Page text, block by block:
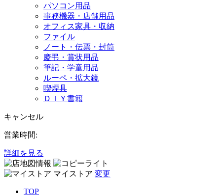
パソコン用品
事務機器・店舗用品
オフィス家具・収納
ファイル
ノート・伝票・封筒
慶弔・賞状用品
筆記・学童用品
ルーペ・拡大鏡
喫煙具
ＤＩＹ書籍
キャンセル
営業時間:
詳細を見る
マイストア 変更
TOP